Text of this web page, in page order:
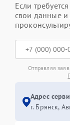
Если
свои данные и
Отправляя
Адрес
г. Брянск,